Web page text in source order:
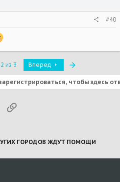
#40
2 из 3 Вперед
чтобы здесь
почта
Ссылка
ГОРОДОВ ЖДУТ ПОМОЩИ